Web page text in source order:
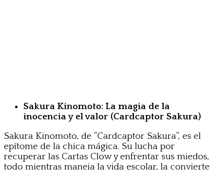
Sakura Kinomoto: La magia de la
inocencia y el valor (Cardcaptor Sakura)
Sakura Kinomoto, de “Cardcaptor Sakura”, es el
epítome de la chica mágica. Su lucha por
recuperar las Cartas Clow y enfrentar sus miedos,
todo mientras maneja la vida escolar, la convierte